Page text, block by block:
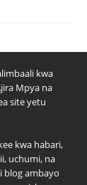
kwa
Mpya na
site yetu
kwa habari,
uchumi, na
blog ambayo